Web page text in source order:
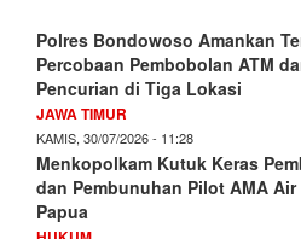
Polres Bondowoso Amankan
Percobaan Pembobolan ATM
Pencurian di Tiga Lokasi
JAWA TIMUR
KAMIS, 30/07/2026 - 11:28
Menkopolkam Kutuk Keras
dan Pembunuhan Pilot AMA Air
Papua